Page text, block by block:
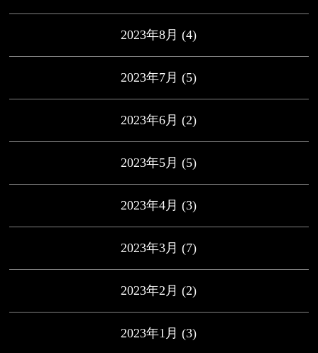
2023年8月 (4)
2023年7月 (5)
2023年6月 (2)
2023年5月 (5)
2023年4月 (3)
2023年3月 (7)
2023年2月 (2)
2023年1月 (3)